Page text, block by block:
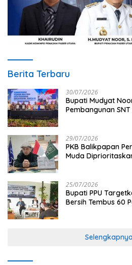
Berita Terbaru
30/07/2026
Bupati Mudyat
Pembangunan
29/07/2026
PKB Balikpapan
Muda
25/07/2026
Bupati PPU
Bersih Tembus 60